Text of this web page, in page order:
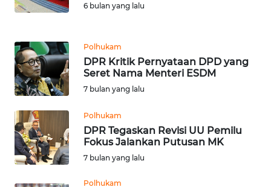
6 bulan yang lalu
Polhukam
DPR Kritik Pernyataan DPD yang
Seret Nama Menteri ESDM
7 bulan yang lalu
Polhukam
DPR Tegaskan Revisi UU Pemilu
Fokus Jalankan Putusan MK
7 bulan yang lalu
Polhukam
WN
WN
PAPUA
PAPUA
BARAT
WN